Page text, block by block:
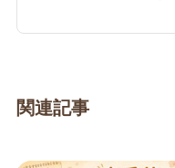
関連記事